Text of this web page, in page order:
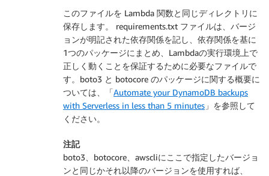
このファイルを Lambda 関数と同じディレクトリに
保存します。 requirements.txt ファイルは、バージ
ョンが明記された依存関係を記し、依存関係を基に
1つのパッケージにまとめ、Lambdaの実行環境上で
正しく動くことを保証するために必要なファイルで
す。boto3 と botocore のパッケージに関する概要に
ついては、「Automate your DynamoDB backups
with Serverless in less than 5 minutes 」を参照して
ください。
注記
boto3、botocore、awscliにここで指定したバージョ
ンと同じかそれ以降のバージョンを使用すれば、